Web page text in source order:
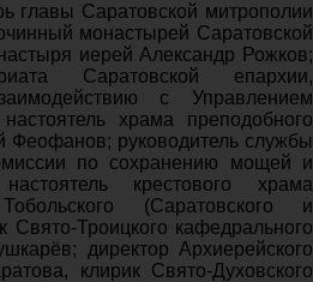
главы Саратовской митрополии
монастырей Саратовской
иерей Александр Рожков;
Саратовской епархии,
с Управлением
храма преподобного
Феофанов; руководитель службы
по сохранению мощей и
крестового храма
(Саратовского и
Свято-Троицкого кафедрального
директор Архиерейского
клирик Свято-Духовского